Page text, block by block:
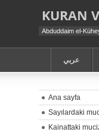
KURAN
Abduddaim el-
عربي
Ana sayfa
Sayılardaki
Kainattaki